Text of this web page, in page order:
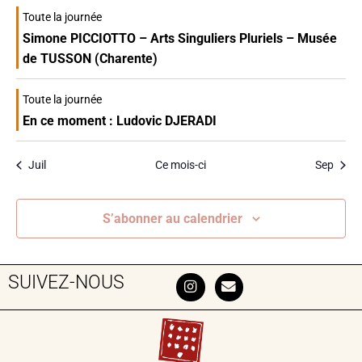
Toute la journée
Simone PICCIOTTO – Arts Singuliers Pluriels – Musée
de TUSSON (Charente)
Toute la journée
En ce moment : Ludovic DJERADI
Juil Ce mois-ci Sep
S’abonner au calendrier
SUIVEZ-NOUS